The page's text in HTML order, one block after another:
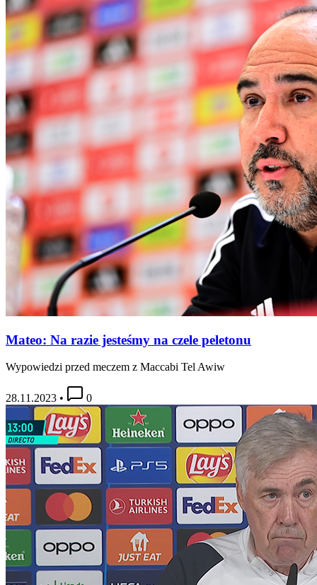
Mateo: Na razie jesteśmy na czele peletonu
Wypowiedzi przed meczem z Maccabi Tel Awiw
28.11.2023 • 0